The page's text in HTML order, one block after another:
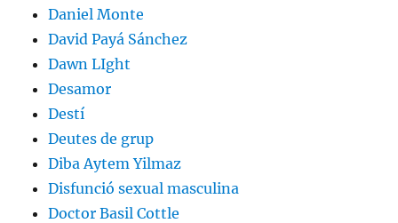
Daniel Monte
David Payá Sánchez
Dawn LIght
Desamor
Destí
Deutes de grup
Diba Aytem Yilmaz
Disfunció sexual masculina
Doctor Basil Cottle